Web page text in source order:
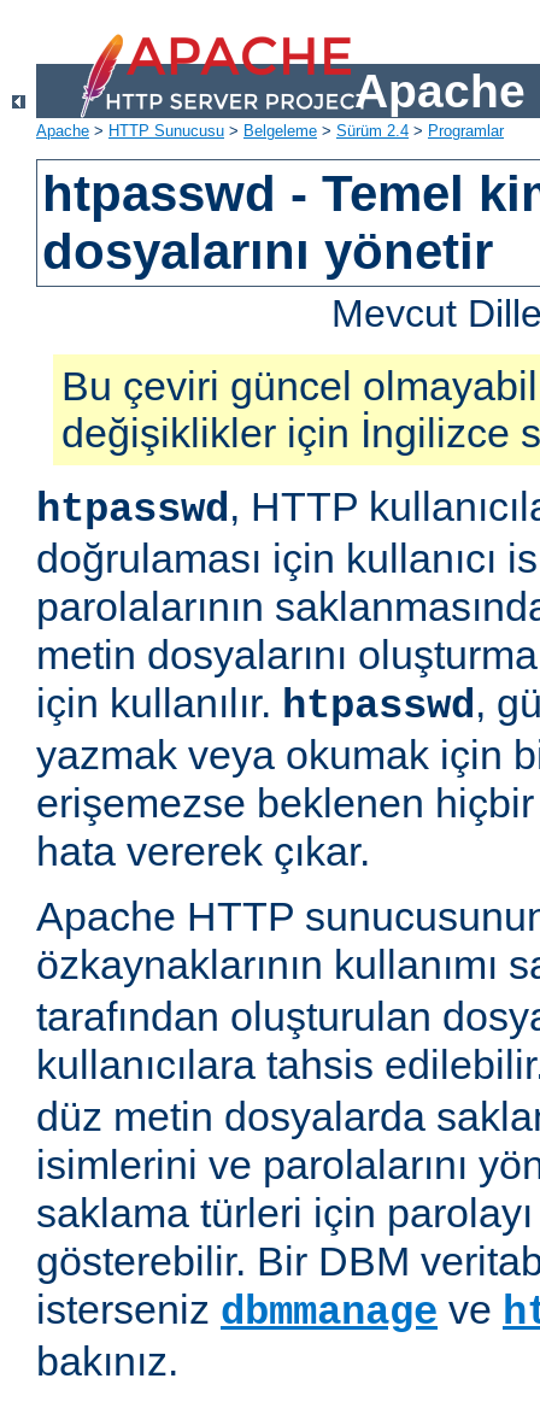
Apache
Apache > HTTP Sunucusu > Belgeleme > Sürüm 2.4 > Programlar
htpasswd - Temel
dosyalarını yönetir
Mevcut
Bu çeviri güncel
değişiklikler için İngilizce
htpasswd, HTTP
doğrulaması için kullanıcı
parolalarının
metin dosyalarını
için kullanılır. htpasswd,
yazmak veya okumak için
erişemezse beklenen
hata vererek çıkar.
Apache HTTP
özkaynaklarının kullanımı
tarafından oluşturulan
kullanıcılara tahsis
düz metin dosyalarda
isimlerini ve parolalarını
saklama türleri için
gösterebilir. Bir DBM
isterseniz dbmmanage ve
bakınız.